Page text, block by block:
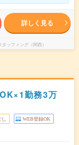
詳しく見る
ッフィング（関西）
勤務3万
WEB登録OK